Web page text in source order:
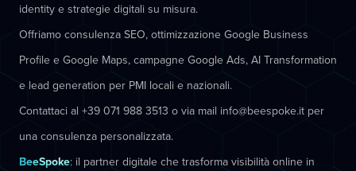
identity e strategie digitali su misura.
Offriamo consulenza SEO, ottimizzazione Google Business
Profile e Google Maps, campagne Google Ads, AI Transformation
e lead generation per PMI locali e nazionali.
Contattaci al +39 071 988 3513 o via mail info@beespoke.it per
una consulenza personalizzata.
BeeSpoke: il partner digitale che trasforma visibilità online in